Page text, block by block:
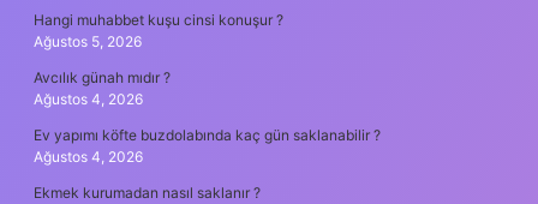
Hangi muhabbet kuşu cinsi konuşur ?
Ağustos 5, 2026
Avcılık günah mıdır ?
Ağustos 4, 2026
Ev yapımı köfte buzdolabında kaç gün saklanabilir ?
Ağustos 4, 2026
Ekmek kurumadan nasıl saklanır ?